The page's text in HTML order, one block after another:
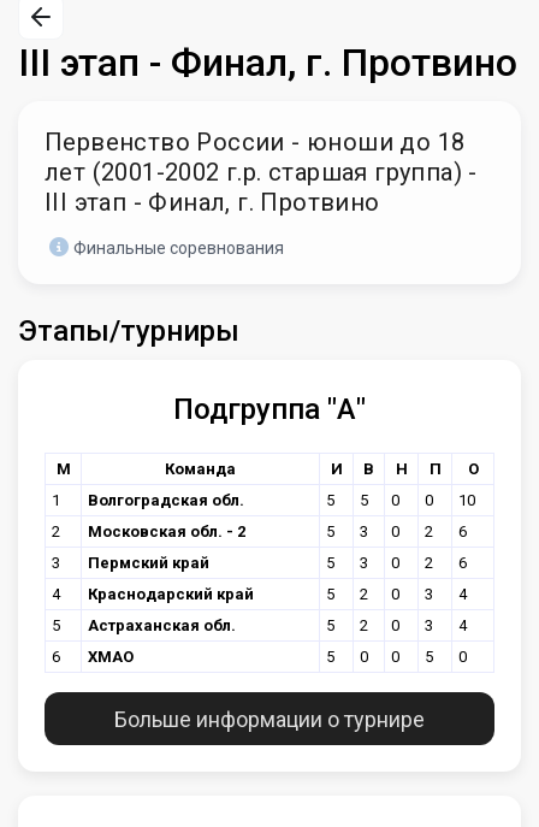
III этап - Финал, г. Протвино
Первенство России - юноши до 18
лет (2001-2002 г.р. старшая группа) -
III этап - Финал, г. Протвино
Финальные соревнования
Этапы/турниры
Подгруппа "А"
М Команда И В Н П
О
1
Волгоградская обл. 5 5 0 0
10
2
Московская обл. - 2 5 3 0 2
6
3
Пермский край 5 3 0 2
6
4
Краснодарский край 5 2 0 3
4
5
Астраханская обл. 5 2 0 3
4
6
ХМАО 5 0 0 5 0
Больше информации о турнире